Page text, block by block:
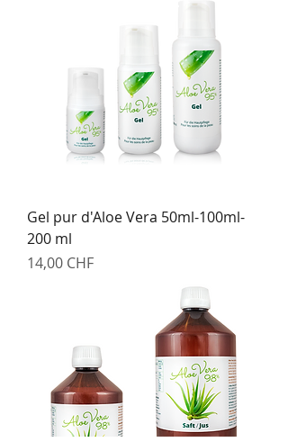
Gel pur d'Aloe Vera 50ml-100ml-
200 ml
Prix
14,00 CHF